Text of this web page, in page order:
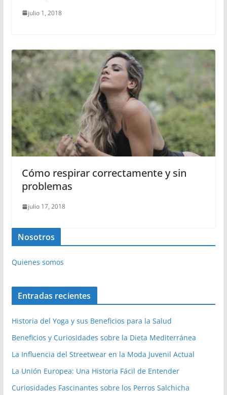
julio 1, 2018
Cómo respirar correctamente y sin
problemas
julio 17, 2018
Nosotros
Quienes somos
Entradas recientes
Historia del Yoga y sus Beneficios para la Salud
Beneficios y Curiosidades sobre la Dieta Mediterránea
La Influencia del Streetwear en la Moda Juvenil Actual
La Unión Europea: Una Historia Fácil de Entender
Curiosidades Fascinantes sobre los Perros Salchicha